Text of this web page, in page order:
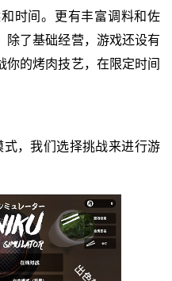
时间。更有丰富调料和佐
除了基础经营，游戏还设有
你的烤肉技艺，在限定时间
，我们选择挑战来进行游